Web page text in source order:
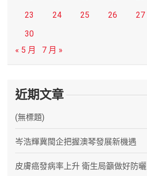
23
24 25 26 27
30
« 5 月
7 月 »
近期文章
(無標題)
岑浩輝冀閩企把握澳琴發展新機遇
皮膚癌發病率上升 衛生局籲做好防曬